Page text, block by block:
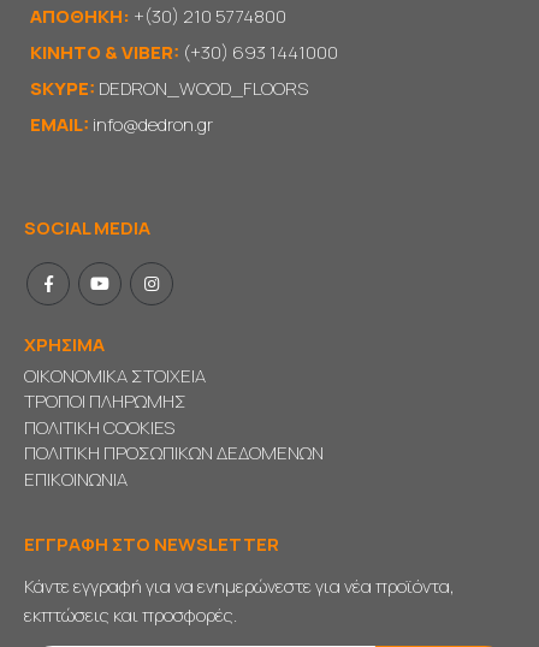
ΑΠΟΘΗΚΗ: +(30) 210 5774800
KΙΝΗΤΟ & VIBER: (+30) 693 1441000
SKYPE: DEDRON_WOOD_FLOORS
EMAIL: info@dedron.gr
SOCIAL MEDIA
ΧΡΗΣΙΜΑ
ΟΙΚΟΝΟΜΙΚΑ ΣΤΟΙΧΕΙΑ
ΤΡΟΠΟΙ ΠΛΗΡΩΜΗΣ
ΠΟΛΙΤΙΚΗ COOKIES
ΠΟΛΙΤΙΚΗ ΠΡΟΣΩΠΙΚΩΝ ΔΕΔΟΜΕΝΩΝ
ΕΠΙΚΟΙΝΩΝΙΑ
ΕΓΓΡΑΦΗ ΣΤΟ NEWSLETTER
Κάντε εγγραφή για να ενημερώνεστε για νέα προϊόντα,
εκπτώσεις και προσφορές.